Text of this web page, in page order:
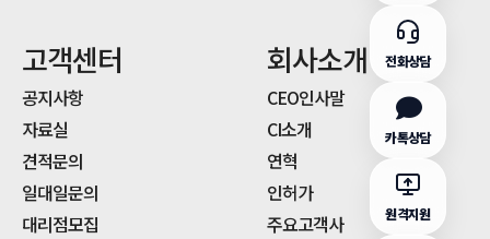
고객센터
공지사항
자료실
견적문의
일대일문의
대리점모집
회사소개
CEO인사말
CI소개
연혁
인허가
주요고객사
전화상담
카톡상담
원격지원